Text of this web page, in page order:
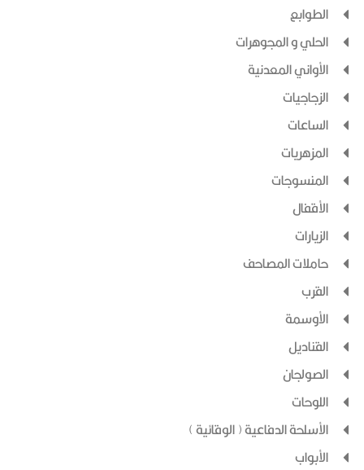
الطوابع
الحلي و المجوهرات
الأواني المعدنية
الزجاجيات
الساعات
المزهريات
المنسوجات
الأقفال
الزيارات
حاملات المصاحف
القرب
الأوسمة
القناديل
الصولجان
اللوحات
الأسلحة الدفاعية ( الوقائية )
الأبواب